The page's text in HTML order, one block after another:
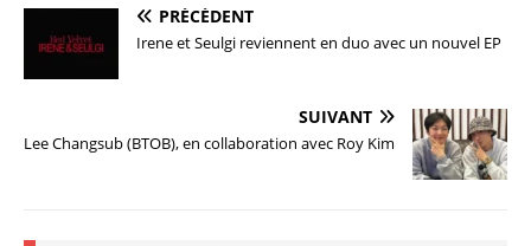
PRÉCÉDENT
Irene et Seulgi reviennent en duo avec un nouvel EP
SUIVANT
Lee Changsub (BTOB), en collaboration avec Roy Kim